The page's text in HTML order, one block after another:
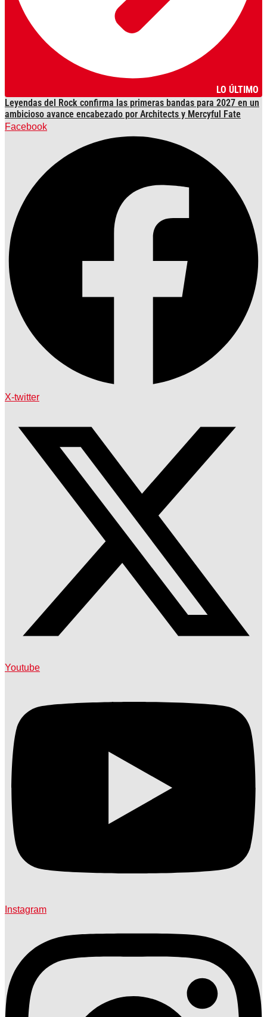
LO ÚLTIMO
Leyendas del Rock confirma las primeras bandas para 2027 en un
ambicioso avance encabezado por Architects y Mercyful Fate
Facebook
X-twitter
Youtube
Instagram